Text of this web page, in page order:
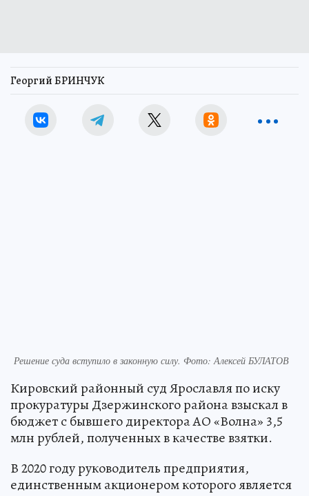
Георгий БРИНЧУК
Решение суда вступило в законную силу. Фото: Алексей БУЛАТОВ
Кировский районный суд Ярославля по иску
прокуратуры Дзержинского района взыскал в
бюджет с бывшего директора АО «Волна» 3,5
млн рублей, полученных в качестве взятки.
В 2020 году руководитель предприятия,
единственным акционером которого является